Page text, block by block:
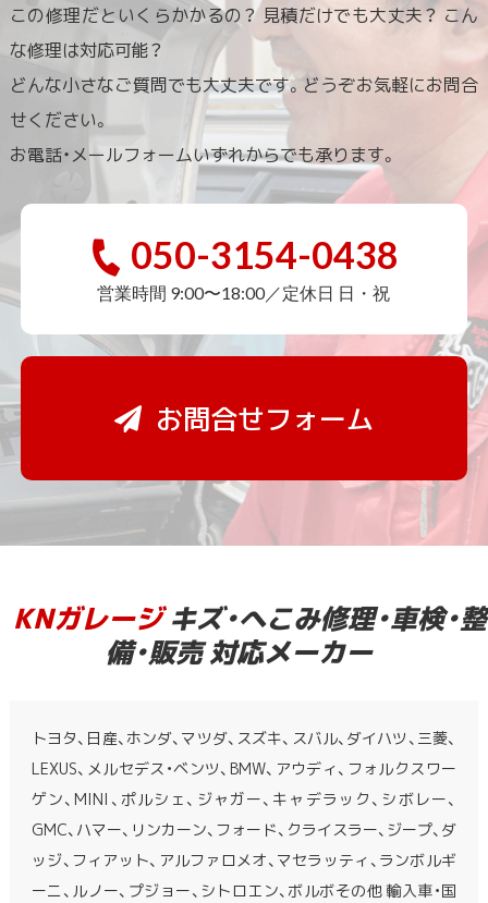
この修理だといくらかかるの？ 見積だけでも大丈夫？ こん
な修理は対応可能？
どんな小さなご質問でも大丈夫です。どうぞお気軽にお問合
せください。
お電話・メールフォームいずれからでも承ります。
050-3154-0438
営業時間 9:00〜18:00／定休日 日・祝
お問合せフォーム
KNガレージキズ・へこみ修理・車検・整
備・販売 対応メーカー
トヨタ、日産、ホンダ、マツダ、スズキ、スバル、ダイハツ、三菱、
LEXUS、メルセデス・ベンツ、BMW、アウディ、フォルクスワー
ゲン、MINI、ポルシェ、ジャガー、キャデラック、シボレー、
GMC、ハマー、リンカーン、フォード、クライスラー、ジープ、ダ
ッジ、フィアット、アルファロメオ、マセラッティ、ランボルギ
ーニ、ルノー、プジョー、シトロエン、ボルボその他 輸入車・国